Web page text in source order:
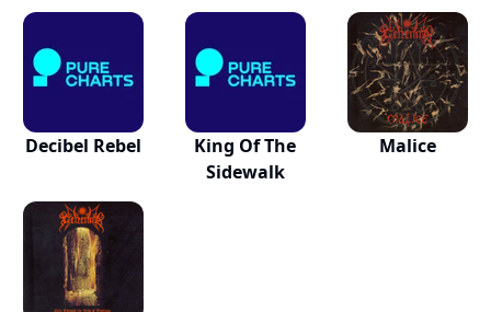
Decibel Rebel
King Of The
Sidewalk
Malice